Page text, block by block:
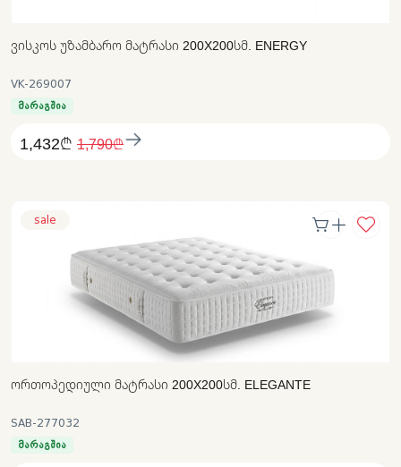
ᲕᲘᲡᲙᲝᲡ ᲣᲖᲐᲛᲑᲐᲠᲝ ᲛᲐᲢᲠᲐᲡᲘ 200X200ᲡᲛ. ENERGY
VK-269007
მარაგშია
1,432₾ 1,790₾
sale
ᲝᲠᲗᲝᲞᲔᲓᲘᲣᲚᲘ ᲛᲐᲢᲠᲐᲡᲘ 200X200ᲡᲛ. ELEGANTE
SAB-277032
მარაგშია